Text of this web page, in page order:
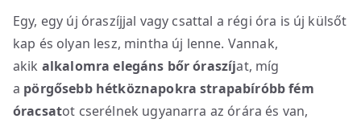
Egy, egy új óraszíjjal vagy csattal a régi óra is új külsőt
kap és olyan lesz, mintha új lenne. Vannak,
akik alkalomra elegáns bőr óraszíjat, míg
a pörgősebb hétköznapokra strapabíróbb fém
óracsatot cserélnek ugyanarra az órára és van,